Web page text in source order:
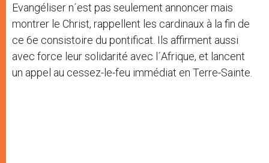
Evangéliser n´est pas seulement annoncer mais
montrer le Christ, rappellent les cardinaux à la fin de
ce 6e consistoire du pontificat. Ils affirment aussi
avec force leur solidarité avec l´Afrique, et lancent
un appel au cessez-le-feu immédiat en Terre-Sainte.